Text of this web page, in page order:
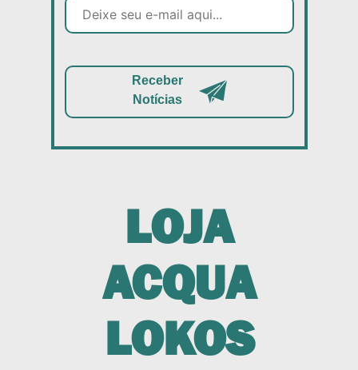
Receber
Notícias
LOJA
ACQUA
LOKOS